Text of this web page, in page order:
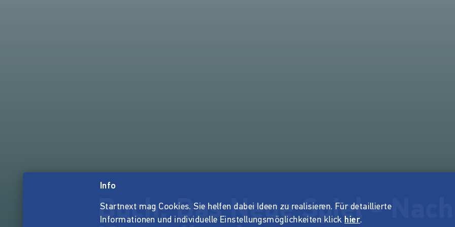
Buch: Das Neue Spiel -
Info
Startnext mag Cookies. Sie helfen dabei Ideen zu realisieren. Für detaillierte
Informationen und individuelle Einstellungsmöglichkeiten klick hier.